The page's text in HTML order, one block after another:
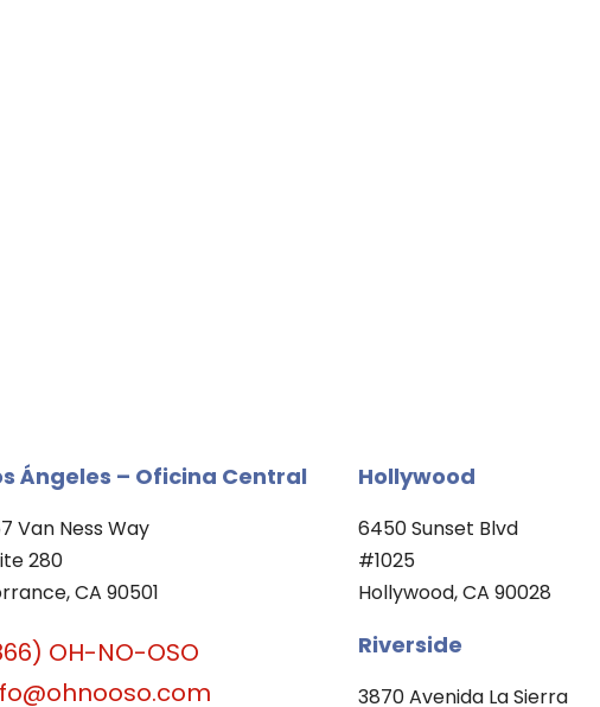
Ángeles – Oficina Central
Van Ness Way
280
CA 90501
OH-NO-OSO
Hollywood
6450 Sunset Blvd
#1025
Hollywood, CA 90028
Riverside
3870 Avenida La Sierra